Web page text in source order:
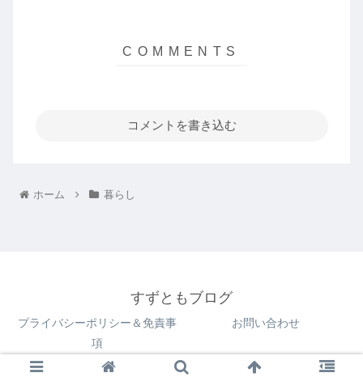
コメントを書き込む
ホーム 暮らし
すずともブログ
プライバシーポリシー＆免責事
項
お問い合わせ
© 2022 すずともブログ.